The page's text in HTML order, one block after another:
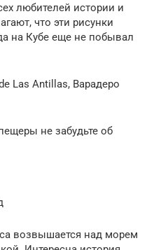
любителей истории и
что эти рисунки
на Кубе еще не побывал
Las Antillas, Варадеро
не забудьте об
возвышается над морем